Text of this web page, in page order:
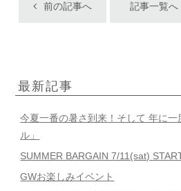
前の記事へ 記事一覧へ
最新記事
今夏一番の暑さ到来！そして 年に
ル」
SUMMER BARGAIN 7/11(sat)
GWお楽しみイベント